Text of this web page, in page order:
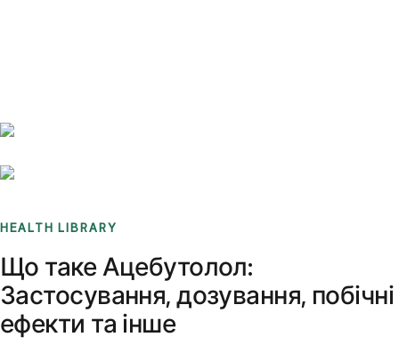
HEALTH LIBRARY
Що таке Ацебутолол:
Застосування, дозування, побічні
ефекти та інше